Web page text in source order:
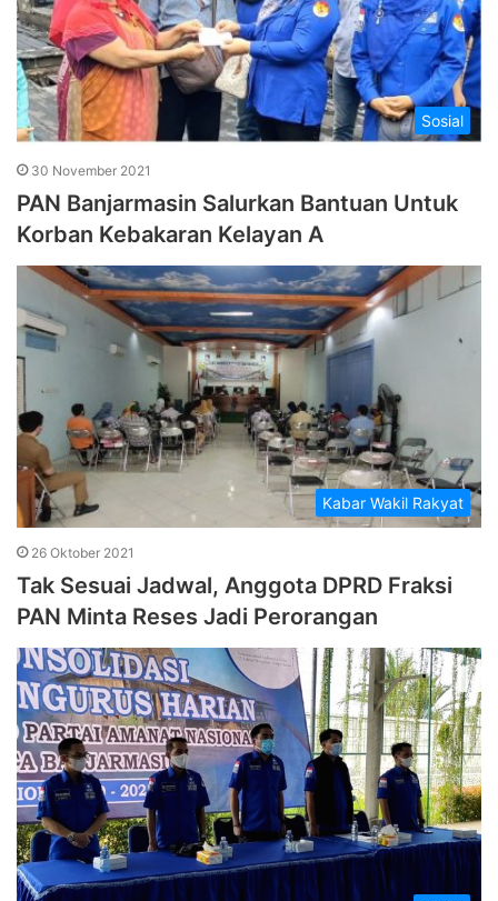
Sosial
30 November 2021
PAN Banjarmasin Salurkan Bantuan Untuk
Korban Kebakaran Kelayan A
Kabar Wakil Rakyat
26 Oktober 2021
Tak Sesuai Jadwal, Anggota DPRD Fraksi
PAN Minta Reses Jadi Perorangan